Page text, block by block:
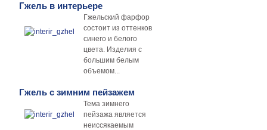
Гжель в интерьере
Гжельский фарфор
состоит из оттенков
синего и белого
цвета. Изделия с
большим белым
объемом...
Гжель с зимним пейзажем
Тема зимнего
пейзажа является
неиссякаемым